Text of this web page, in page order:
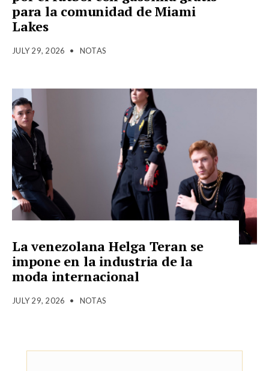
para la comunidad de Miami
Lakes
JULY 29, 2026 • NOTAS
La venezolana Helga Teran se
impone en la industria de la
moda internacional
JULY 29, 2026 • NOTAS